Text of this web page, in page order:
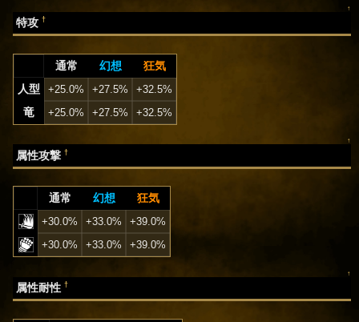
↑
特攻†
通常 幻想
狂気
人型
+25.0% +27.5% +32.5%
竜 +25.0% +27.5% +32.5%
↑
属性攻撃†
通常 幻想 狂気
+30.0% +33.0%
+39.0%
+30.0%
+33.0% +39.0%
↑
属性耐性†